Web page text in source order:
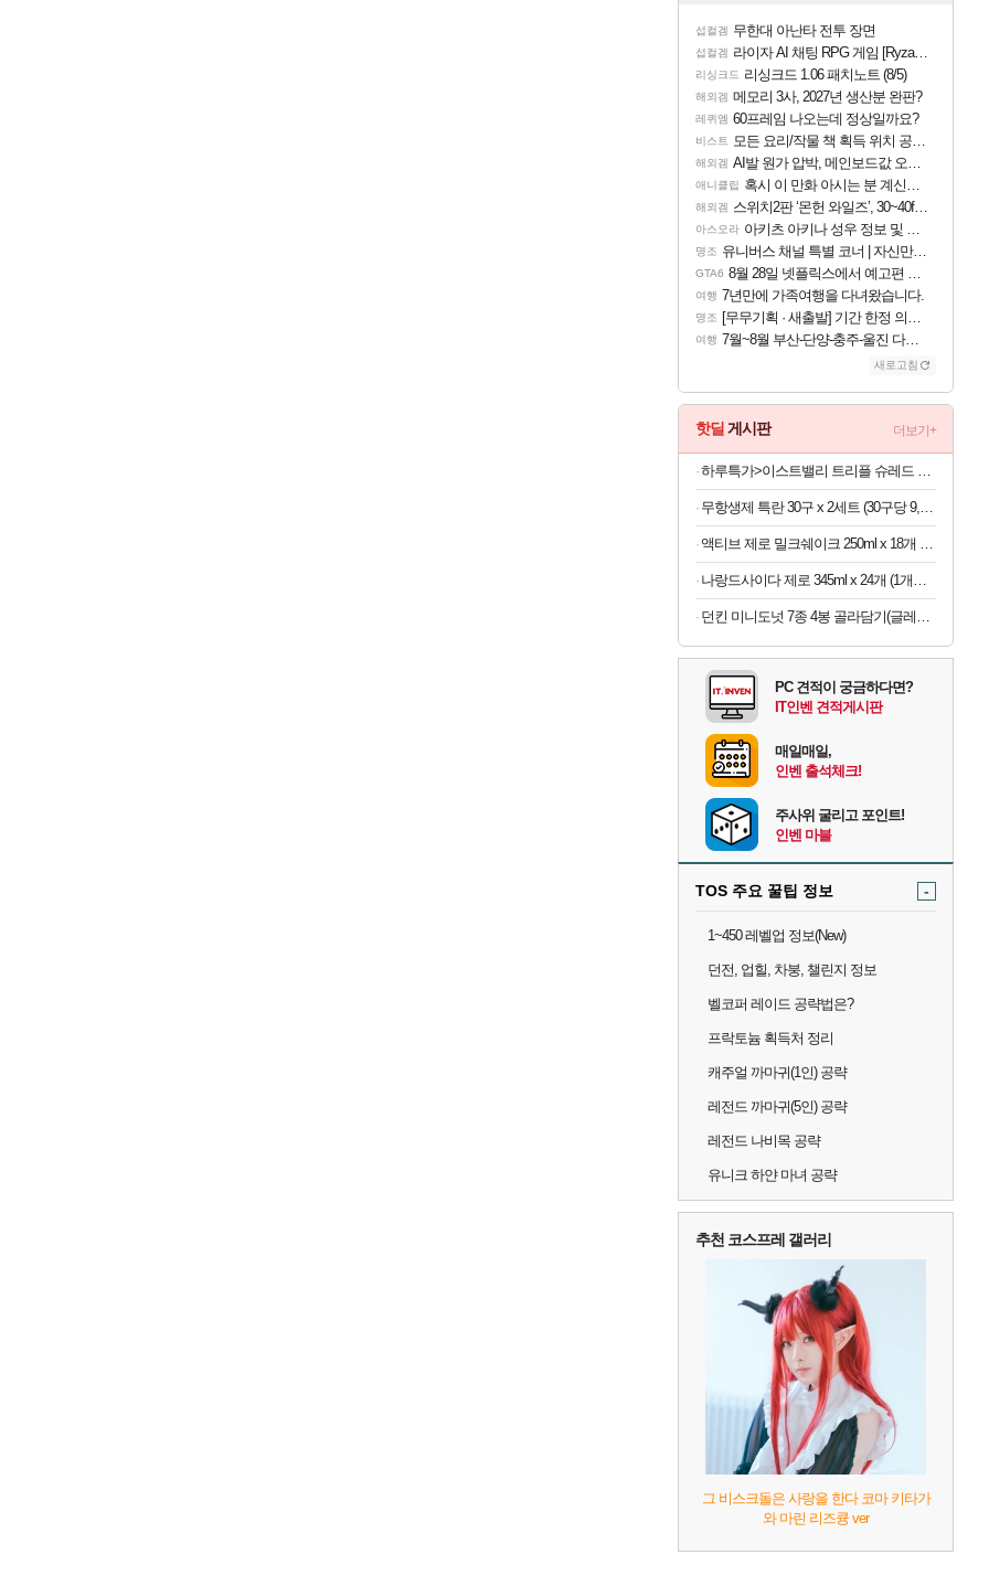
섭컬겜 무한대 아난타 전투 장면
섭컬겜 라이자 AI 채팅 RPG 게임 [RyzaChat: AI] 공개
리싱크드 리싱크드 1.06 패치노트 (8/5)
해외겜 메모리 3사, 2027년 생산분 완판?
레퀴엠 60프레임 나오는데 정상일까요?
비스트 모든 요리/작물 책 획득 위치 공략 (36개) - 미식가 도전과제
해외겜 AI발 원가 압박, 메인보드값 오르나
애니클립 혹시 이 만화 아시는 분 계신가요
해외겜 스위치2판 ‘몬헌 와일즈’, 30~40fps 목표 추정
아스오라 아키츠 아키나 성우 정보 및 주요 필모
명조 유니버스 채널 특별 코너 | 자신만의 스타일
GTA6 8월 28일 넷플릭스에서 예고편 공개 예정
여행 7년만에 가족여행을 다녀왔습니다.
명조 [무무기획 · 새출발] 기간 한정 의뢰 이벤트
여행 7월~8월 부산-단양-충주-울진 다녀왔어요~
새로고침
핫딜 게시판 더보기+
하루특가>이스트밸리 트리플 슈레드 치즈, 1kg, 1개
무항생제 특란 30구 x 2세트 (30구당 9,250원)
액티브 제로 밀크쉐이크 250ml x 18개 (1개당 1,105원)
나랑드사이다 제로 345ml x 24개 (1개당 458원)
던킨 미니도넛 7종 4봉 골라담기(글레이즈드/바바리안/초코링 외) 매장에서 먹던 그 맛!
PC 견적이 궁금하다면?
IT인벤 견적게시판
매일매일,
인벤 출석체크!
주사위 굴리고 포인트!
인벤 마블
TOS 주요 꿀팁 정보 -
1~450 레벨업 정보(New)
던전, 업힐, 차붕, 챌린지 정보
벨코퍼 레이드 공략법은?
프락토늄 획득처 정리
캐주얼 까마귀(1인) 공략
레전드 까마귀(5인) 공략
레전드 나비목 공략
유니크 하얀 마녀 공략
추천 코스프레 갤러리
그 비스크돌은 사랑을 한다 코마 키타가
와 마린 리즈큥 ver